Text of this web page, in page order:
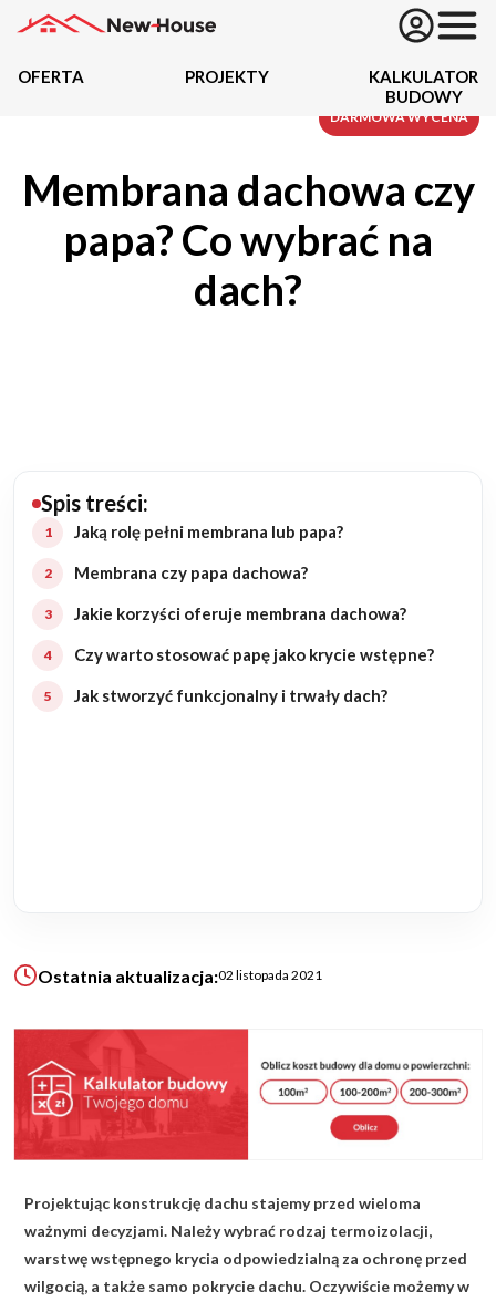
Oferta
Działki
Budowa domu
Rozbudowa
Remonty
Ogrody
KALKULATOR BUDOWY
BLOG
O NAS
KONAKT
ZAPISZ SIĘ
OFERTA PROJEKTY
KALKULATOR
BUDOWY
Membrana dachowa czy
papa? Co wybrać na
dach?
Spis treści:
Jaką rolę pełni membrana lub papa?
Membrana czy papa dachowa?
Jakie korzyści oferuje membrana dachowa?
Czy warto stosować papę jako krycie wstępne?
Jak stworzyć funkcjonalny i trwały dach?
Ostatnia aktualizacja:02 listopada 2021
Projektując konstrukcję dachu stajemy przed wieloma
ważnymi decyzjami. Należy wybrać rodzaj termoizolacji,
warstwę wstępnego krycia odpowiedzialną za ochronę przed
wilgocią, a także samo pokrycie dachu. Oczywiście możemy w
DARMOWA WYCENA